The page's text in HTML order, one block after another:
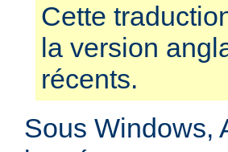
Cette
la version
récents.
Sous Windows,